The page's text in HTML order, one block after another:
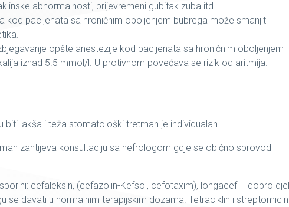
abnormalnosti, prijevremeni gubitak zuba itd.
kod pacijenata sa hroničnim oboljenjem bubrega može smanjiti
opšte anestezije kod pacijenata sa hroničnim oboljenjem
iznad 5.5 mmol/l. U protivnom povećava se rizik od aritmija.
biti lakša i teža stomatološki tretman je individualan.
zahtijeva konsultaciju sa nefrologom gdje se obično sprovodi
cefaleksin, (cefazolin-Kefsol, cefotaxim), longacef – dobro
se davati u normalnim terapijskim dozama. Tetraciklin i streptomicin